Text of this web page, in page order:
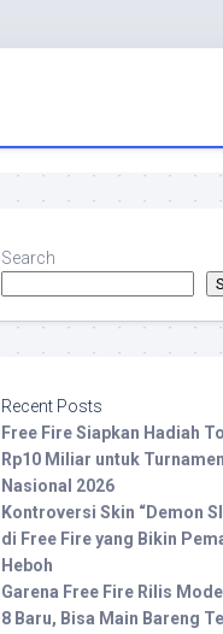
Search
Recent Posts
Free Fire Siapkan Hadiah
Rp10 Miliar untuk Turnamen
Nasional 2026
Kontroversi Skin “Demon
di Free Fire yang Bikin
Heboh
Garena Free Fire Rilis
8 Baru, Bisa Main Bareng